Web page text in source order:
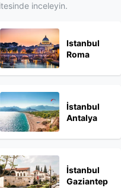
inceleyin.
Istanbul
Roma
İstanbul
Antalya
İstanbul
Gaziantep